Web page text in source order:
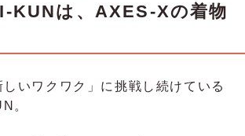
KUNは、AXES-Xの着物
いワクワク」に挑戦し続けている
。